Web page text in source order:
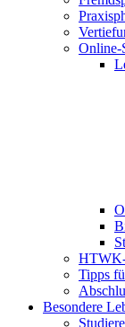
Online-
Tipps
Besondere